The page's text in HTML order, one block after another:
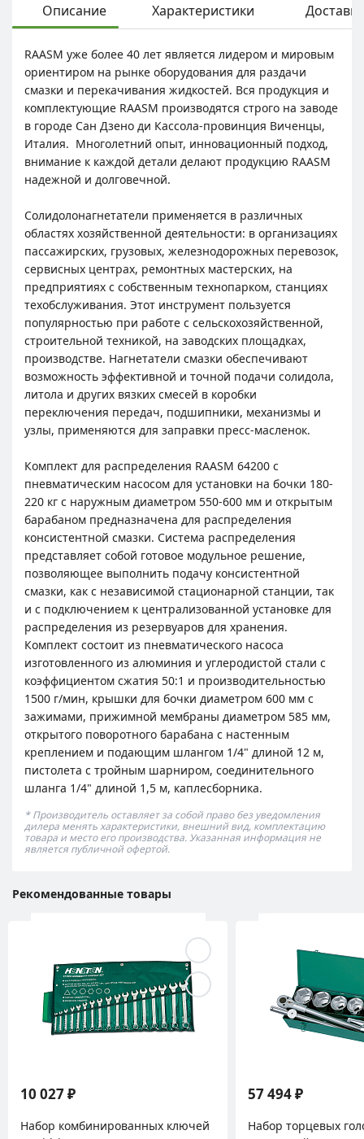
Описание Характеристики Доставка
RAASM уже более 40 лет является лидером и мировым
ориентиром на рынке оборудования для раздачи
смазки и перекачивания жидкостей. Вся продукция и
комплектующие RAASM производятся строго на заводе
в городе Сан Дзено ди Кассола-провинция Виченцы,
Италия. Многолетний опыт, инновационный подход,
внимание к каждой детали делают продукцию RAASM
надежной и долговечной.
Солидолонагнетатели применяется в различных
областях хозяйственной деятельности: в организациях
пассажирских, грузовых, железнодорожных перевозок,
сервисных центрах, ремонтных мастерских, на
предприятиях с собственным технопарком, станциях
техобслуживания. Этот инструмент пользуется
популярностью при работе с сельскохозяйственной,
строительной техникой, на заводских площадках,
производстве. Нагнетатели смазки обеспечивают
возможность эффективной и точной подачи солидола,
литола и других вязких смесей в коробки
переключения передач, подшипники, механизмы и
узлы, применяются для заправки пресс-масленок.
Комплект для распределения RAASM 64200 с
пневматическим насосом для установки на бочки 180-
220 кг с наружным диаметром 550-600 мм и открытым
барабаном предназначена для распределения
консистентной смазки. Система распределения
представляет собой готовое модульное решение,
позволяющее выполнить подачу консистентной
смазки, как с независимой стационарной станции, так
и с подключением к централизованной установке для
распределения из резервуаров для хранения.
Комплект состоит из пневматического насоса
изготовленного из алюминия и углеродистой стали с
коэффициентом сжатия 50:1 и производительностью
1500 г/мин, крышки для бочки диаметром 600 мм с
зажимами, прижимной мембраны диаметром 585 мм,
открытого поворотного барабана с настенным
креплением и подающим шлангом 1/4" длиной 12 м,
пистолета с тройным шарниром, соединительного
шланга 1/4" длиной 1,5 м, каплесборника.
* Производитель оставляет за собой право без уведомления
дилера менять характеристики, внешний вид, комплектацию
товара и место его производства. Указанная информация не
является публичной офертой.
Рекомендованные товары
10 027 ₽
Набор комбинированных ключей
57 494 ₽
Набор торцевых